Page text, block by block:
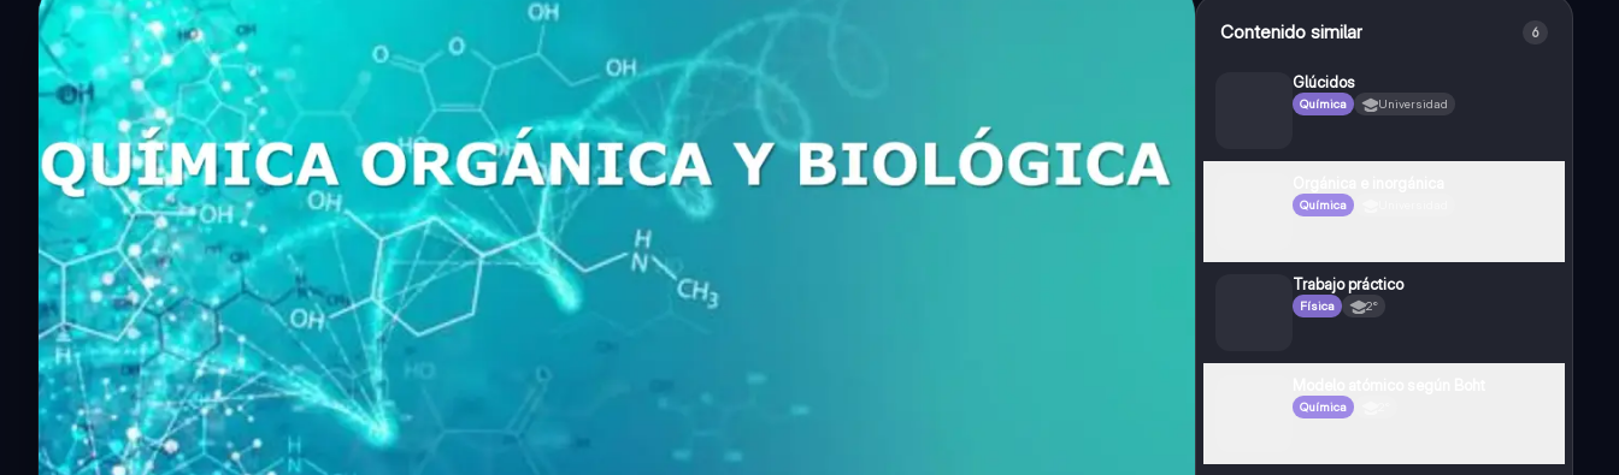
Contenido similar 6
Glúcidos
Química Universidad
Química
Trabajo práctico
Física 2°
Química